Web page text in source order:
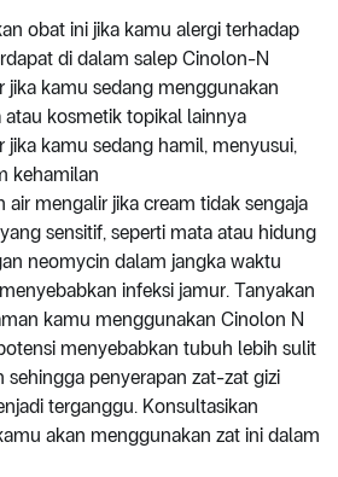
obat ini jika kamu alergi terhadap
di dalam salep Cinolon-N
jika kamu sedang menggunakan
kosmetik topikal lainnya
jika kamu sedang hamil, menyusui,
kehamilan
air mengalir jika cream tidak sengaja
sensitif, seperti mata atau hidung
neomycin dalam jangka waktu
infeksi jamur. Tanyakan
kamu menggunakan Cinolon N
menyebabkan tubuh lebih sulit
sehingga penyerapan zat-zat gizi
terganggu. Konsultasikan
akan menggunakan zat ini dalam